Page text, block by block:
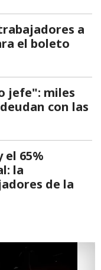
a
el boleto
jefe": miles
con las
el 65%
la
de la